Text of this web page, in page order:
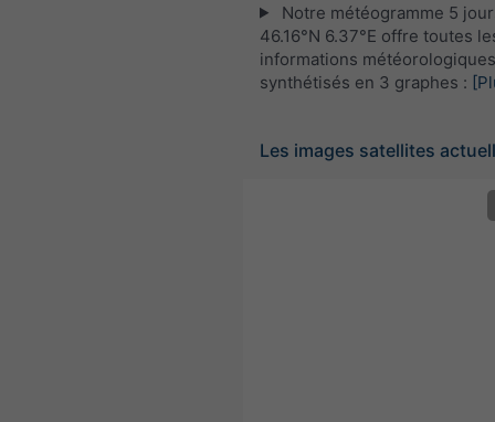
Notre météogramme 5
46.16°N 6.37°E offre toutes
informations météorologiques
synthétisés en 3 graphes :
Les images satellites